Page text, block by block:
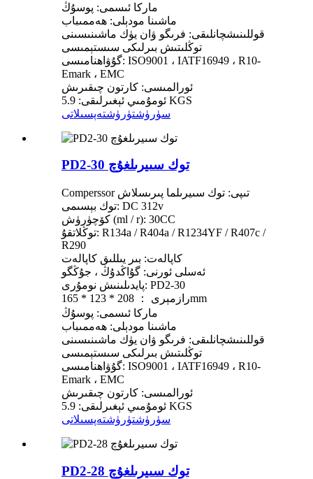
ماركا ئىسمى: پوسۇڭ
ماشىنا مودېلى: ھەممىباب
قوللىنىشچانلىقى: فرىگو ۋان يۈك ماشىنىسىنى
توڭلىتىش بىرلىكى سىستېمىسى
گۇۋاھنامىسى: ISO9001 ، IATF16949 ، R10-
Emark ، EMC
ئورالمىسى: كارتون چىقىرىش
ئومۇمىي ئېغىرلىقى: 5.9 KGS
سۈرۈشتۈرۈشتەپسىلاتى
PD2-30 توك سىيرىلغۇچ
Comperssor تىپى: توك سىيرىلما پىرىسلاش
توك بېسىمى: DC 312v
كۆچۈرۈش (ml / r): 30CC
توڭلاتقۇ: R134a / R404a / R1234YF / R407c /
R290
كاپالەت: بىر يىللىق كاپالەت
ئەسلى ئورنى: گۇاڭدۇڭ ، جۇڭگو
پايدىلىنىش نومۇرى: PD2-30
رازمېرى ： 208 * 123 * 165mm
ماركا ئىسمى: پوسۇڭ
ماشىنا مودېلى: ھەممىباب
قوللىنىشچانلىقى: فرىگو ۋان يۈك ماشىنىسىنى
توڭلىتىش بىرلىكى سىستېمىسى
گۇۋاھنامىسى: ISO9001 ، IATF16949 ، R10-
Emark ، EMC
ئورالمىسى: كارتون چىقىرىش
ئومۇمىي ئېغىرلىقى: 5.9 KGS
سۈرۈشتۈرۈشتەپسىلاتى
PD2-28 توك سىيرىلغۇچ